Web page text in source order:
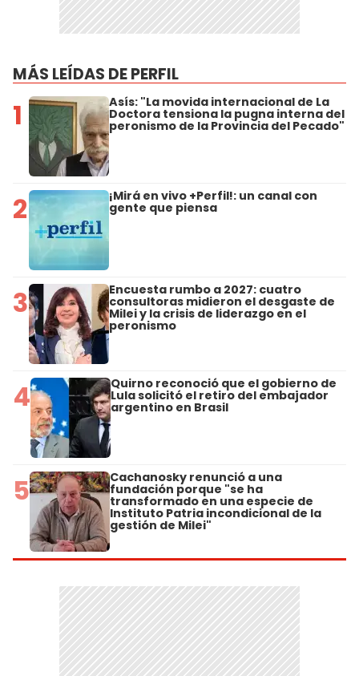
MÁS LEÍDAS DE PERFIL
1 Asís: "La movida internacional de La
Doctora tensiona la pugna interna del
peronismo de la Provincia del Pecado"
2 ¡Mirá en vivo +Perfil!: un canal con
gente que piensa
3 Encuesta rumbo a 2027: cuatro
consultoras midieron el desgaste de
Milei y la crisis de liderazgo en el
peronismo
4 Quirno reconoció que el gobierno de
Lula solicitó el retiro del embajador
argentino en Brasil
5 Cachanosky renunció a una
fundación porque "se ha
transformado en una especie de
Instituto Patria incondicional de la
gestión de Milei"